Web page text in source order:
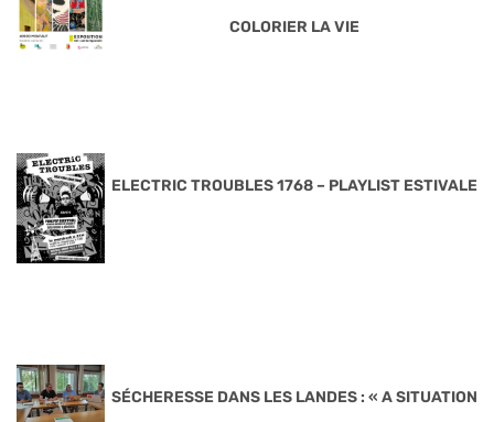
COLORIER LA VIE
ELECTRIC TROUBLES 1768 – PLAYLIST ESTIVALE
SÉCHERESSE DANS LES LANDES : « A SITUATION